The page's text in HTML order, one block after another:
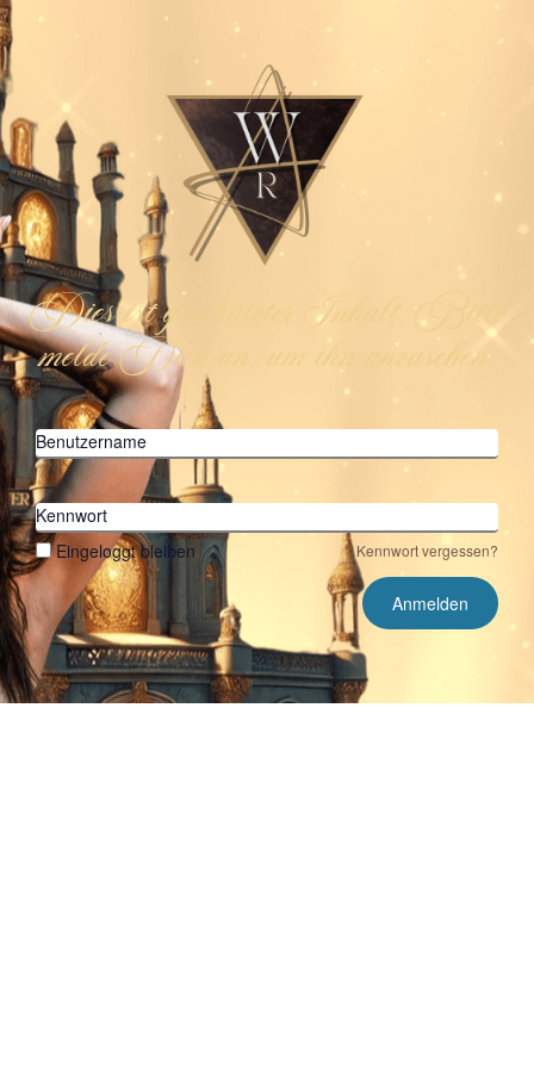
Dies ist geschützter Inhalt. Bitte
melde Dich an, um ihn anzusehen.
Benutzername
Kennwort
Eingeloggt bleiben
Kennwort vergessen?